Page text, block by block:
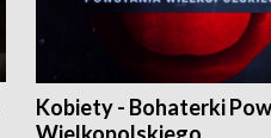
Kobiety - Bohaterki